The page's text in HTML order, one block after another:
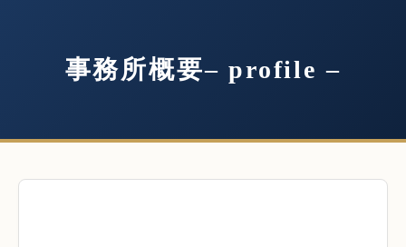
事務所概要– profile –